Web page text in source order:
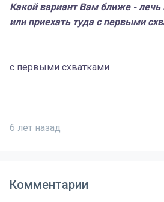
Какой вариант Вам ближе - лечь
или приехать туда с первыми
с первыми схватками
6 лет назад
Комментарии